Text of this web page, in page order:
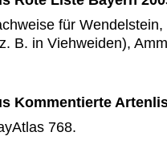
für
B. in Viehweiden),
Kommentierte
768.